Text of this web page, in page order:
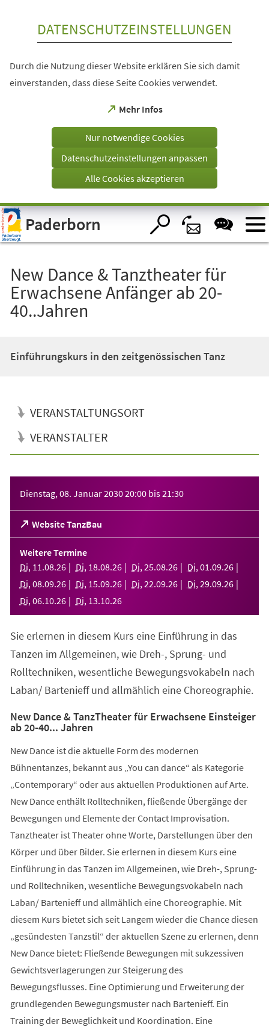
Visuelle
Assistenzsoftware
öffnen.
DATENSCHUTZEINSTELLUNGEN
Durch die Nutzung dieser Website erklären Sie sich damit
einverstanden, dass diese Seite Cookies verwendet.
Mehr Infos
(Öffnet
einem
Tab)
Nur notwendige Cookies
Datenschutzeinstellungen anpassen
Alle Cookies akzeptieren
Paderborn
New Dance & Tanztheater für
Erwachsene Anfänger ab 20-
40..Jahren
Einführungskurs in den zeitgenössischen Tanz
VERANSTALTUNGSORT
VERANSTALTER
Dienstag, 08. Januar 203020:00 bis21:30
Website TanzBau
(Öffnet
in
einem
neuen
Tab)
Weitere Termine
Di, 11 .08.26 Di, 18.08.26 Di, 25.08.26 Di, 01 .09.26
Di, 08.09.26 Di, 15.09.26 Di, 22.09.26 Di, 29.09.26
Di, 06.10.26 Di, 13.10.26
Sie erlernen in diesem Kurs eine Einführung in das
Tanzen im Allgemeinen, wie Dreh-, Sprung- und
Rolltechniken, wesentliche Bewegungsvokabeln nach
Laban/ Bartenieff und allmählich eine Choreographie.
New Dance & TanzTheater für Erwachsene Einsteiger
ab 20-40... Jahren
New Dance ist die aktuelle Form des modernen
Bühnentanzes, bekannt aus „You can dance“ als Kategorie
„Contemporary“ oder aus aktuellen Produktionen auf Arte.
New Dance enthält Rolltechniken, fließende Übergänge der
Bewegungen und Elemente der Contact Improvisation.
Tanztheater ist Theater ohne Worte, Darstellungen über den
Körper und über Bilder. Sie erlernen in diesem Kurs eine
Einführung in das Tanzen im Allgemeinen, wie Dreh-, Sprung-
und Rolltechniken, wesentliche Bewegungsvokabeln nach
Laban/ Bartenieff und allmählich eine Choreographie. Mit
diesem Kurs bietet sich seit Langem wieder die Chance diesen
„gesündesten Tanzstil“ der aktuellen Szene zu erlernen, denn
New Dance bietet: Fließende Bewegungen mit sukzessiven
Gewichtsverlagerungen zur Steigerung des
Bewegungsflusses. Eine Optimierung und Erweiterung der
grundlegenden Bewegungsmuster nach Bartenieff. Ein
Training der Beweglichkeit und Koordination. Eine